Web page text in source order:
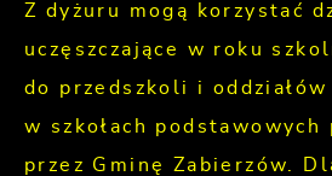
Z dyżuru mogą korzystać
uczęszczające w roku
do przedszkoli i
w szkołach podstawowych
przez Gminę Zabierzów.